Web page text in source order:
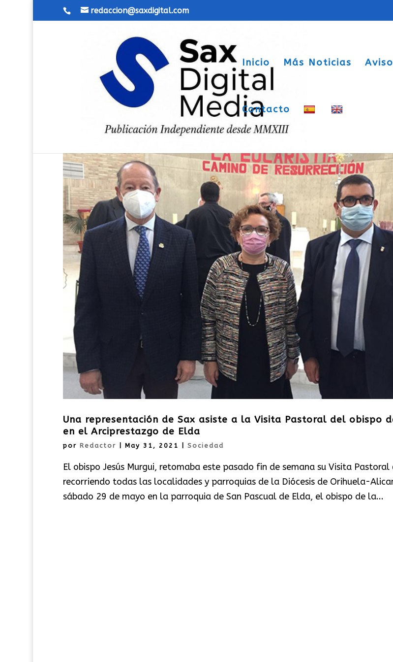
redaccion@saxdigital.com
Inicio Más Noticias
Contacto
Una representación de Sax asiste a la Visita Pastoral del obispo
en el Arciprestazgo de Elda
por Redactor May 31, 2021 Sociedad
El obispo Jesús Murgui, retomaba este pasado fin de semana su Visita
recorriendo todas las localidades y parroquias de la Diócesis de Orihuela-
sábado 29 de mayo en la parroquia de San Pascual de Elda, el obispo de la...